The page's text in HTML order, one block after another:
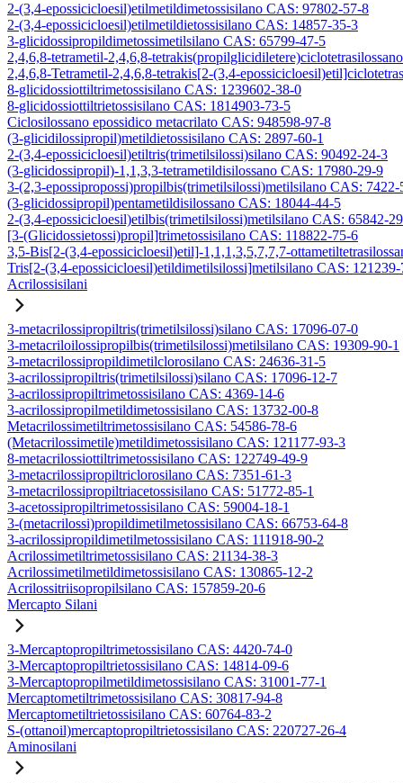
2-(3,4-epossicicloesil)etilmetildimetossisilano CAS: 97802-57-8
2-(3,4-epossicicloesil)etilmetildietossisilano CAS: 14857-35-3
3-glicidossipropildimetossimetilsilano CAS: 65799-47-5
2,4,6,8-tetrametil-2,4,6,8-
2,4,6,8-Tetrametil-2,4,6,8-tetrakis[2-(3,4-
8-glicidossiottiltrimetossisilano CAS: 1239602-38-0
8-glicidossiottiltrietossisilano CAS: 1814903-73-5
Ciclosilossano epossidico metacrilato CAS: 948598-97-8
(3-glicidilossipropil)metildietossisilano CAS: 2897-60-1
2-(3,4-epossicicloesil)etiltris(trimetilsilossi)silano CAS: 90492-24-3
(3-glicidossipropil)-1,1,3,3-tetrametildisilossano CAS: 17980-29-9
3-(2,3-epossipropossi)propilbis(trimetilsilossi)metilsilano CAS: 7422-
(3-glicidossipropil)pentametildisilossano CAS: 18044-44-5
2-(3,4-epossicicloesil)etilbis(trimetilsilossi)metilsilano CAS: 65842-
[3-(Glicidossietossi)propil]trimetossisilano CAS: 118822-75-6
3,5-Bis[2-(3,4-epossicicloesil)etil]-1,1,1,3,5,7,7,7-
Tris[2-(3,4-epossicicloesil)etildimetilsilossi]metilsilano CAS: 121239-
Acrilossisilani
3-metacrilossipropiltris(trimetilsilossi)silano CAS: 17096-07-0
3-metacriloilossipropilbis(trimetilsilossi)metilsilano CAS: 19309-90-1
3-metacrilossipropildimetilclorosilano CAS: 24636-31-5
3-acrilossipropiltris(trimetilsilossi)silano CAS: 17096-12-7
3-acrilossipropiltrimetossisilano CAS: 4369-14-6
3-acrilossipropilmetildimetossisilano CAS: 13732-00-8
Metacrilossimetiltrimetossisilano CAS: 54586-78-6
(Metacrilossimetile)metildimetossisilano CAS: 121177-93-3
8-metacrilossiottiltrimetossisilano CAS: 122749-49-9
3-metacrilossipropiltriclorosilano CAS: 7351-61-3
3-metacrilossipropiltriacetossisilano CAS: 51772-85-1
3-acetossipropiltrimetossisilano CAS: 59004-18-1
3-(metacrilossi)propildimetilmetossisilano CAS: 66753-64-8
3-acrilossipropildimetilmetossisilano CAS: 111918-90-2
Acrilossimetiltrimetossisilano CAS: 21134-38-3
Acrilossimetilmetildimetossisilano CAS: 130865-12-2
Acrilossitriisopropilsilano CAS: 157859-20-6
Mercapto Silani
3-Mercaptopropiltrimetossisilano CAS: 4420-74-0
3-Mercaptopropiltrietossisilano CAS: 14814-09-6
3-Mercaptopropilmetildimetossisilano CAS: 31001-77-1
Mercaptometiltrimetossisilano CAS: 30817-94-8
Mercaptometiltrietossisilano CAS: 60764-83-2
S-(ottanoil)mercaptopropiltrietossisilano CAS: 220727-26-4
Aminosilani